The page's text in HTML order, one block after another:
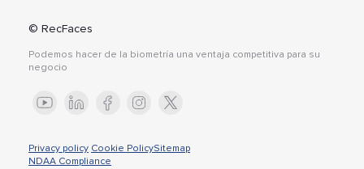
© RecFaces
Podemos hacer de la biometría una ventaja competitiva para su
negocio
Privacy policy Cookie PolicySitemap
NDAA Compliance